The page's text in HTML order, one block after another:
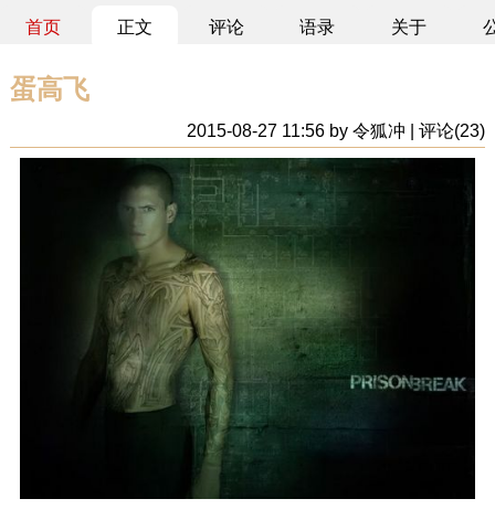
首页 正文 评论 语录 关于
蛋高飞
2015-08-27 11:56 by 令狐冲 | 评论(23)